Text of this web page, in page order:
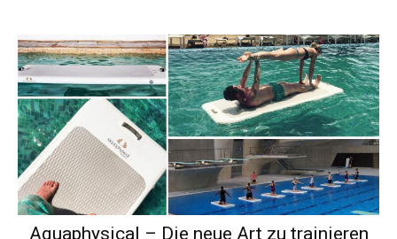
Aquaphysical – Die neue Art zu trainieren